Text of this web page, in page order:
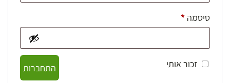
סיסמה *חובה
זכור אותי
התחברות